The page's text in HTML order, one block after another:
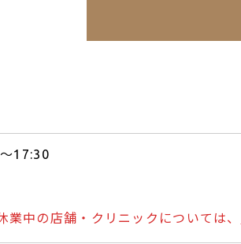
17:30
中の店舗・クリニックについては、